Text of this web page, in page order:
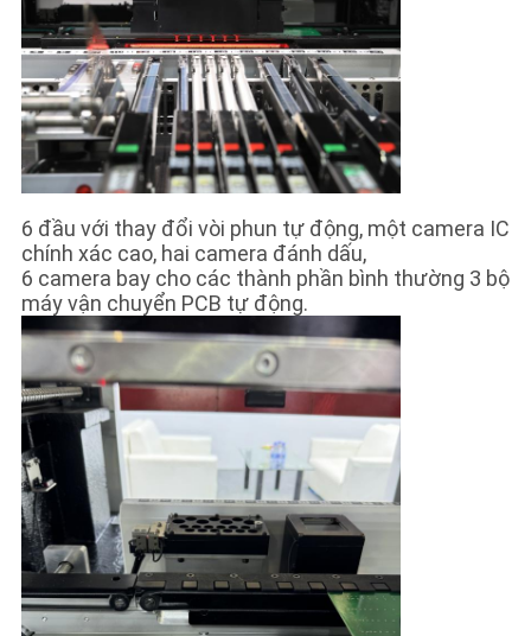
6 đầu với thay đổi vòi phun tự động, một camera IC
chính xác cao, hai camera đánh dấu,
6 camera bay cho các thành phần bình thường 3 bộ
máy vận chuyển PCB tự động.